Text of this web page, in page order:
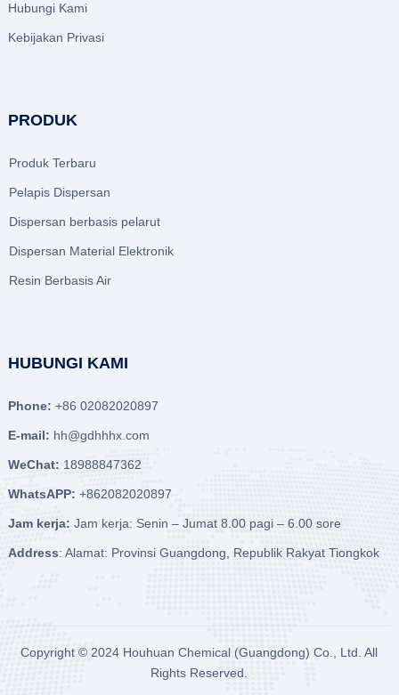
Hubungi Kami
Kebijakan Privasi
PRODUK
Produk Terbaru
Pelapis Dispersan
Dispersan berbasis pelarut
Dispersan Material Elektronik
Resin Berbasis Air
HUBUNGI KAMI
Phone: +86 02082020897
E-mail: hh@gdhhhx.com
WeChat: 18988847362
WhatsAPP: +862082020897
Jam kerja: Jam kerja: Senin – Jumat 8.00 pagi – 6.00 sore
Address: Alamat: Provinsi Guangdong, Republik Rakyat Tiongkok
Copyright © 2024 Houhuan Chemical (Guangdong) Co., Ltd. All
Rights Reserved.